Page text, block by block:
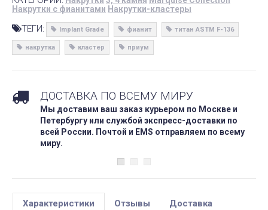
Накрутки с фианитами Накрутки-кластеры
ТЕГИ: Implant Grade фианит титан ASTM F-136
накрутка кластер приум
ДОСТАВКА ПО ВСЕМУ МИРУ
Мы доставим ваш заказ курьером по Москве и
Петербургу или службой экспресс-доставки по
всей России. Почтой и EMS отправляем по всему
миру.
Характеристики Отзывы Доставка